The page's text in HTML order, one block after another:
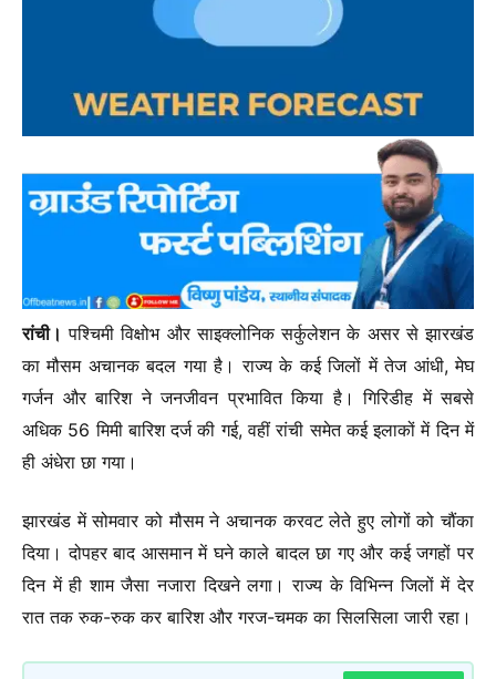
रांची। पश्चिमी विक्षोभ और साइक्लोनिक सर्कुलेशन के असर से झारखंड
का मौसम अचानक बदल गया है। राज्य के कई जिलों में तेज आंधी, मेघ
गर्जन और बारिश ने जनजीवन प्रभावित किया है। गिरिडीह में सबसे
अधिक 56 मिमी बारिश दर्ज की गई, वहीं रांची समेत कई इलाकों में दिन में
ही अंधेरा छा गया।
झारखंड में सोमवार को मौसम ने अचानक करवट लेते हुए लोगों को चौंका
दिया। दोपहर बाद आसमान में घने काले बादल छा गए और कई जगहों पर
दिन में ही शाम जैसा नजारा दिखने लगा। राज्य के विभिन्न जिलों में देर
रात तक रुक-रुक कर बारिश और गरज-चमक का सिलसिला जारी रहा।